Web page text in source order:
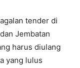
tender di
Jembatan
harus diulang
yang lulus